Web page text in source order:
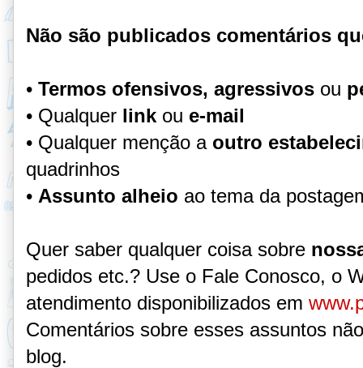
Não são publicados comentários
• Termos ofensivos, agressivos ou
• Qualquer link ou e-mail
• Qualquer menção a outro
quadrinhos
• Assunto alheio ao tema da
Quer saber qualquer coisa sobre
pedidos etc.? Use o Fale Conosco, o
atendimento disponibilizados em
Comentários sobre esses assuntos
blog.